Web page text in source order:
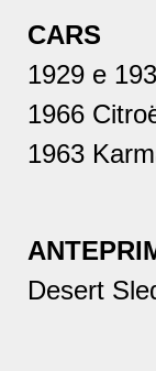
CARS
1929 e
1966
1963
Desert